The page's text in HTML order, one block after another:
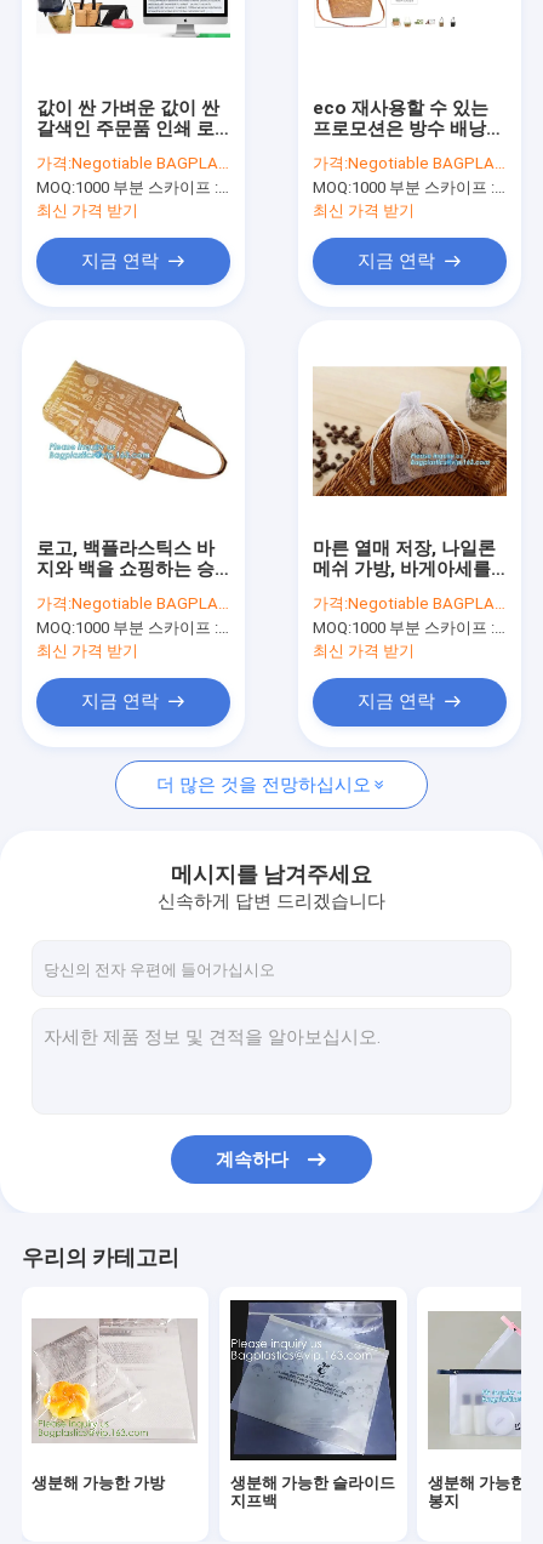
제품
우리에 대하여
공장 여행
인용문을 요구하세요
생분해 가능한 가방
생분해 가능한 슬라이드 지프백
생물 분해 가능한 메일 봉지
미생물에 의해 분해된 쇼핑 가방
식품 포장 공급
재사용 가능한 지속 가능한 가방
의학적이 소비재의
자동차용 소모품
크래프트 가방 종이 상자
값이 싼 가벼운 값이 싼
갈색인 주문품 인쇄 로
운반 쇼핑 백이코 재사
용할 수 있는 프로모션
지프
가격:Negotiable BAGPLASTICS@YAHOO.COM
MOQ:1000 부분 스카이프 : 마이데아르닐
최신 가격 받기
지금 연락
eco 재사용할 수 있는
프로모션은 방수 배낭
메일 손 점심 운반 쇼핑
종이 타이벡 백플라스트
를 제공합니다
가격:Negotiable BAGPLASTICS@YAHOO.COM
MOQ:1000 부분 스카이프 : 마이데아르닐
최신 가격 받기
지금 연락
로고, 백플라스틱스 바
지와 백을 쇼핑하는 승
쇼핑 가방 대량 판매 /
인쇄할 수 있는 재사용
할 수 있다면
가격:Negotiable BAGPLASTICS@YAHOO.COM
MOQ:1000 부분 스카이프 : 마이데아르닐
최신 가격 받기
지금 연락
마른 열매 저장, 나일론
메쉬 가방, 바게아세를
스트링 중국 공장 프로
모셔널 흰색 코튼 나일
론 메쉬
가격:Negotiable BAGPLASTICS@YAHOO.COM
MOQ:1000 부분 스카이프 : 마이데아르닐
최신 가격 받기
지금 연락
더 많은 것을 전망하십시오
메시지를 남겨주세요
신속하게 답변 드리겠습니다
계속하다
우리의 카테고리
생분해 가능한 가방
생분해 가능한 슬라이드
지프백
생분해 가능한
봉지